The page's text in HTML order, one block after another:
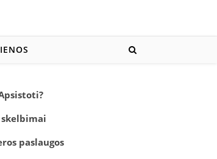
skelbimai
paslaugos